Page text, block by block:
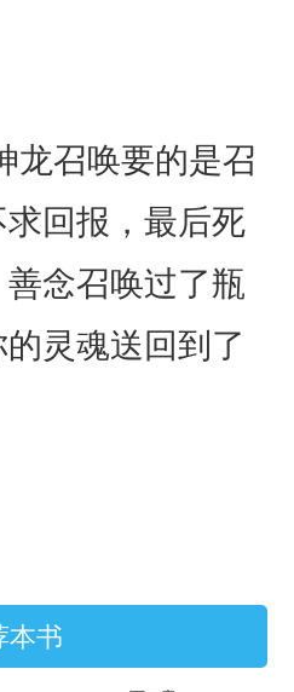
龙召唤要的是召
回报，最后死
念召唤过了瓶
灵魂送回到了
本书